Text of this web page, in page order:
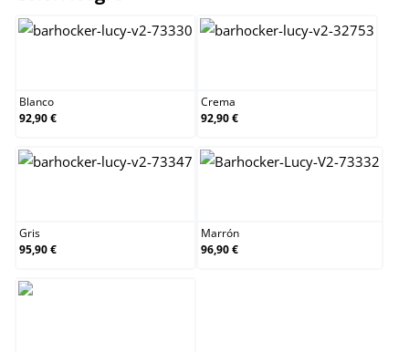
Blanco
92,90 €
Crema
92,90 €
Gris
95,90 €
Marrón
96,90 €